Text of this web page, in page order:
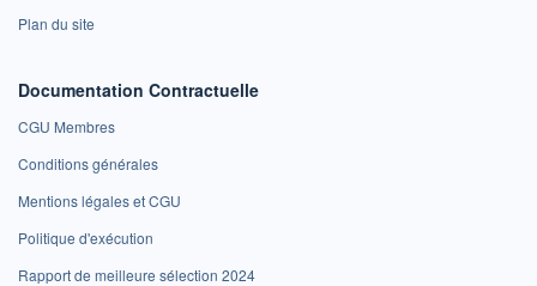
Plan du site
Documentation Contractuelle
CGU Membres
Conditions générales
Mentions légales et CGU
Politique d'exécution
Rapport de meilleure sélection 2024